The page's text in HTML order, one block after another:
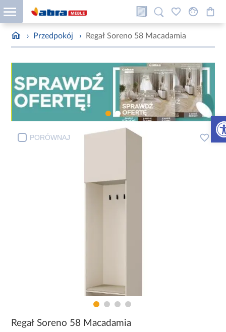
› Przedpokój › Regał Soreno 58 Macadamia
PORÓWNAJ
Regał Soreno 58 Macadamia